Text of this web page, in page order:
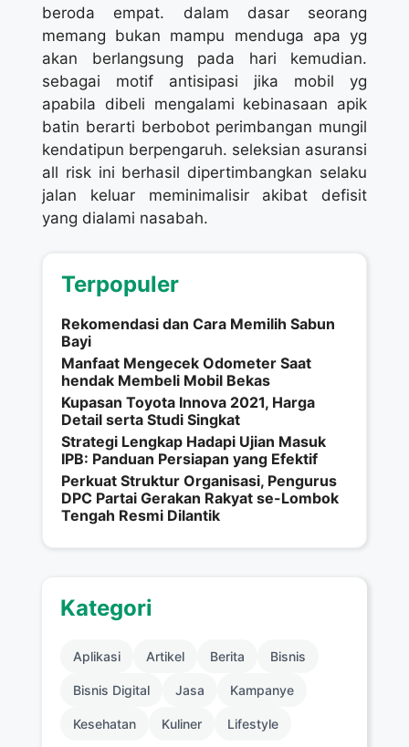
beroda empat. dalam dasar seorang
memang bukan mampu menduga apa yg
akan berlangsung pada hari kemudian.
sebagai motif antisipasi jika mobil yg
apabila dibeli mengalami kebinasaan apik
batin berarti berbobot perimbangan mungil
kendatipun berpengaruh. seleksian asuransi
all risk ini berhasil dipertimbangkan selaku
jalan keluar meminimalisir akibat defisit
yang dialami nasabah.
Terpopuler
Rekomendasi dan Cara Memilih Sabun
Bayi
Manfaat Mengecek Odometer Saat
hendak Membeli Mobil Bekas
Kupasan Toyota Innova 2021, Harga
Detail serta Studi Singkat
Strategi Lengkap Hadapi Ujian Masuk
IPB: Panduan Persiapan yang Efektif
Perkuat Struktur Organisasi, Pengurus
DPC Partai Gerakan Rakyat se-Lombok
Tengah Resmi Dilantik
Kategori
Aplikasi Artikel Berita Bisnis
Bisnis Digital Jasa Kampanye
Kesehatan Kuliner Lifestyle